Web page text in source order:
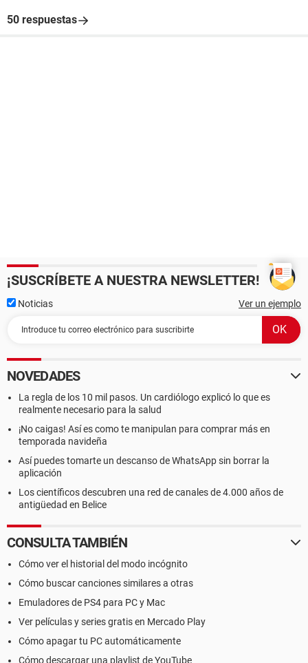
50 respuestas
¡SUSCRÍBETE A NUESTRA NEWSLETTER!
Noticias Ver un ejemplo
NOVEDADES
La regla de los 10 mil pasos. Un cardiólogo explicó lo que es
realmente necesario para la salud
¡No caigas! Así es como te manipulan para comprar más en
temporada navideña
Así puedes tomarte un descanso de WhatsApp sin borrar la
aplicación
Los científicos descubren una red de canales de 4.000 años de
antigüedad en Belice
CONSULTA TAMBIÉN
Cómo ver el historial del modo incógnito
Cómo buscar canciones similares a otras
Emuladores de PS4 para PC y Mac
Ver películas y series gratis en Mercado Play
Cómo apagar tu PC automáticamente
Cómo descargar una playlist de YouTube